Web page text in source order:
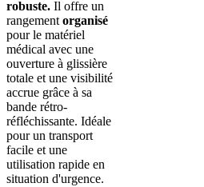
robuste. Il offre un
rangement organisé
pour le matériel
médical avec une
ouverture à glissière
totale et une visibilité
accrue grâce à sa
bande rétro-
réfléchissante. Idéale
pour un transport
facile et une
utilisation rapide en
situation d'urgence.